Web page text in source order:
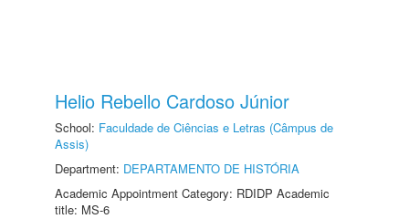
Helio Rebello Cardoso Júnior
School: Faculdade de Ciências e Letras (Câmpus de
Assis)
Department: DEPARTAMENTO DE HISTÓRIA
Academic Appointment Category: RDIDP Academic
title: MS-6